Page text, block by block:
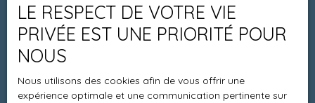
Espace vendeur
Vendre avec nous
Charte 21
Contact
LE RESPECT DE VOTRE VIE
PRIVÉE EST UNE PRIORITÉ POUR
NOUS
Nous utilisons des cookies afin de vous offrir une
expérience optimale et une communication pertinente sur